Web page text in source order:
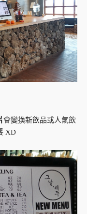
會變換新飲品或人氣飲
XD